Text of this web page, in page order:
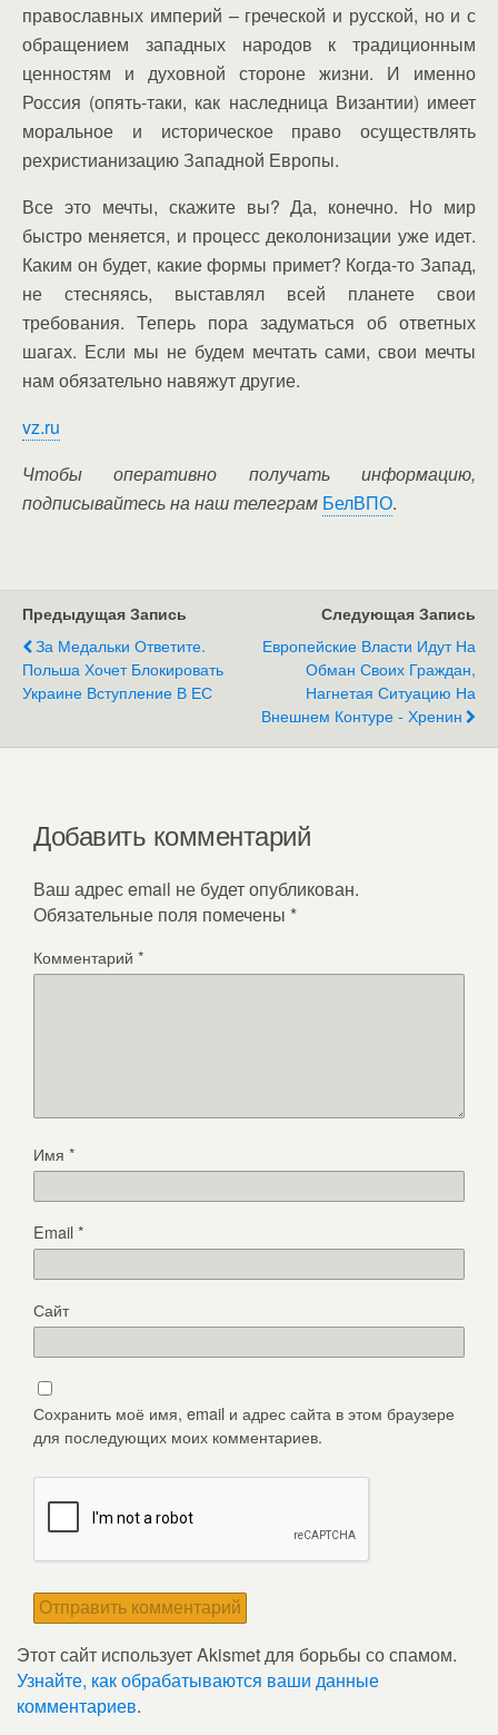
православных империй – греческой и русской, но и с
обращением западных народов к традиционным
ценностям и духовной стороне жизни. И именно
Россия (опять-таки, как наследница Византии) имеет
моральное и историческое право осуществлять
рехристианизацию Западной Европы.
Все это мечты, скажите вы? Да, конечно. Но мир
быстро меняется, и процесс деколонизации уже идет.
Каким он будет, какие формы примет? Когда-то Запад,
не стесняясь, выставлял всей планете свои
требования. Теперь пора задуматься об ответных
шагах. Если мы не будем мечтать сами, свои мечты
нам обязательно навяжут другие.
vz.ru
Чтобы оперативно получать информацию,
подписывайтесь на наш телеграм БелВПО.
Предыдущая Запись
За Медальки Ответите.
Польша Хочет Блокировать
Украине Вступление В ЕС
Следующая Запись
Европейские Власти Идут На
Обман Своих Граждан,
Нагнетая Ситуацию На
Внешнем Контуре - Хренин
Добавить комментарий
Ваш адрес email не будет опубликован.
Обязательные поля помечены *
Комментарий *
Имя *
Email*
Сайт
Сохранить моё имя, email и адрес сайта в этом браузере
для последующих моих комментариев.
Этот сайт использует Akismet для борьбы со спамом.
Узнайте, как обрабатываются ваши данные
комментариев.